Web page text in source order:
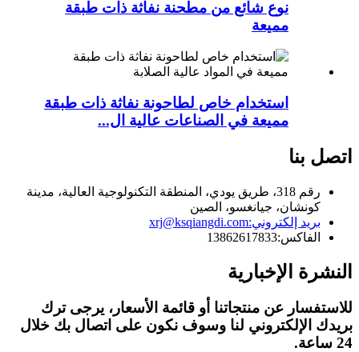
نوع شائع من مطحنة نفاثة ذات طبقة
مميعة
استخدام خاص لطاحونة نفاثة ذات طبقة
مميعة في الصناعات عالية ال...
اتصل بنا
رقم 318، طريق يودي، المنطقة التكنولوجية العالية، مدينة
كونشان، جيانغسو، الصين
بريد إلكتروني:xrj@ksqiangdi.com
الفاكس:13862617833
النشرة الإخبارية
للاستفسار عن منتجاتنا أو قائمة الأسعار، يرجى ترك
بريدك الإلكتروني لنا وسوف نكون على اتصال بك خلال
24 ساعة.